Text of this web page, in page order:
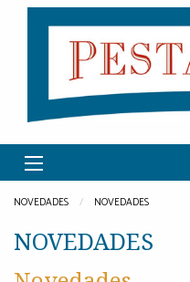
NOVEDADES NOVEDADES
NOVEDADES